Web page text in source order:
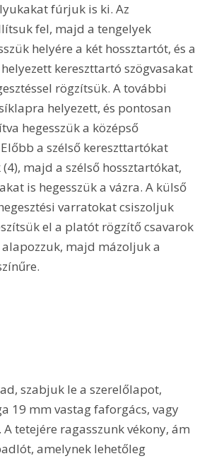
fúrjuk is ki. Az
fel, majd a tengelyek
helyére a két hossztartót, és a
kereszttartó szögvasakat
rögzítsük. A további
helyezett, és pontosan
hegesszük a középső
a szélső kereszttartókat
majd a szélső hossztartókat,
is hegesszük a vázra. A külső
varratokat csiszoljuk
el a platót rögzítő csavarok
majd mázoljuk a
19 mm vastag faforgács, vagy
tetejére ragasszunk vékony, ám
amelynek lehetőleg